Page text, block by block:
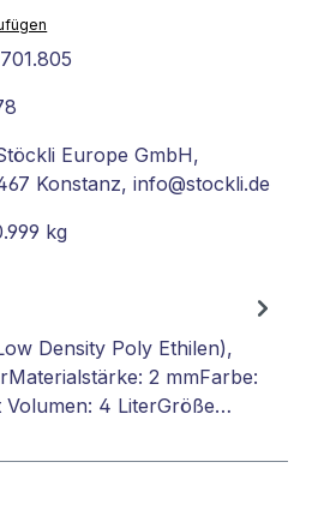
Europe GmbH,
Konstanz, info@stockli.de
kg
Density Poly Ethilen),
2 mmFarbe:
4 LiterGröße…